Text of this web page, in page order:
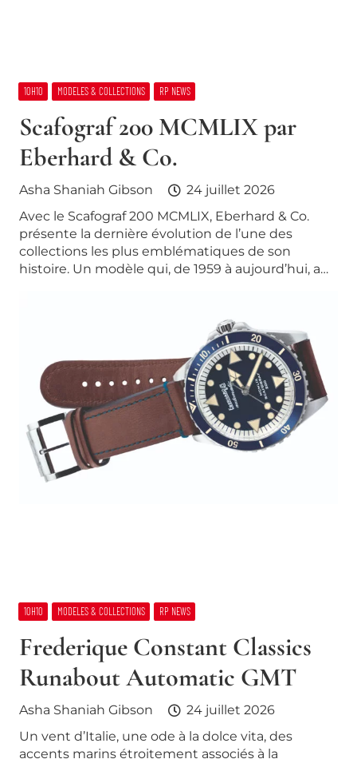
10H10 MODELES & COLLECTIONS RP NEWS
Scafograf 200 MCMLIX par
Eberhard & Co.
Asha Shaniah Gibson
24 juillet 2026
Avec le Scafograf 200 MCMLIX, Eberhard & Co.
présente la dernière évolution de l’une des
collections les plus emblématiques de son
histoire. Un modèle qui, de 1959 à aujourd’hui, a…
10H10 MODELES & COLLECTIONS RP NEWS
Frederique Constant Classics
Runabout Automatic GMT
Asha Shaniah Gibson
24 juillet 2026
Un vent d’Italie, une ode à la dolce vita, des
accents marins étroitement associés à la